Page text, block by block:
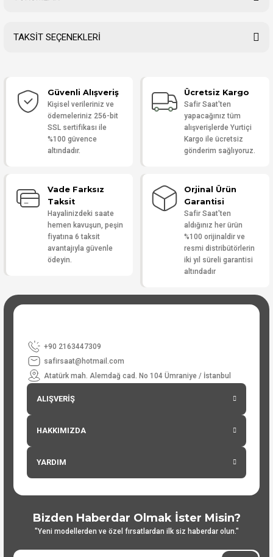
Yorum Yaz
TAKSİT SEÇENEKLERİ
Güvenli Alışveriş
Kişisel verileriniz ve
ödemeleriniz 256-bit
SSL sertifikası ile
%100 güvence
altındadır.
Ücretsiz Kargo
Safir Saat'ten
yapacağınız tüm
alışverişlerde Yurtiçi
Kargo ile ücretsiz
gönderim sağlıyoruz.
Vade Farksız
Taksit
Hayalinizdeki saate
hemen kavuşun, peşin
fiyatına 6 taksit
avantajıyla güvenle
ödeyin.
Orjinal Ürün
Garantisi
Safir Saat'ten
aldığınız her ürün
%100 orijinaldir ve
resmi distribütörlerin
iki yıl süreli garantisi
altındadır
+90 2163447309
safirsaat@hotmail.com
Atatürk mah. Alemdağ cad. No 104 Ümraniye / İstanbul
ALIŞVERİŞ
HAKKIMIZDA
YARDIM
Bizden Haberdar Olmak İster Misin?
"Yeni modellerden ve özel fırsatlardan ilk siz haberdar olun."